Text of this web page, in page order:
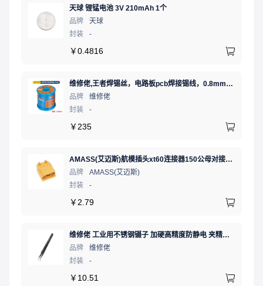
天球 锂锰电池 3V 210mAh 1个
品牌
天球
封装
-
￥0.4816
维修佬,王者焊锡丝，电路板pcb焊接锡线，0.8mm800g,1个
品牌
维修佬
封装
-
￥ 235
AMASS(艾迈斯)航模插头xt60连接器150公母对接pw锂电池公头 接PCB板卧式 黄色 公头XT60PW-M.G.Y
品牌
AMASS(艾迈斯)
封装
-
￥ 2.79
维修佬 工业用不锈钢镊子 加硬高精度防静电 夹精密电子元件弯细尖头电子专用夹子弯嘴镊子燕窝挑毛工具
品牌
维修佬
封装
-
￥ 10.51